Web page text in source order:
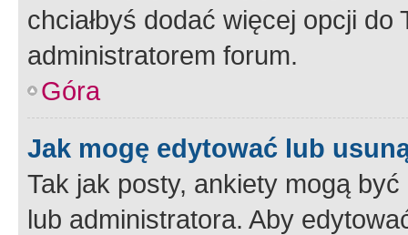
chciałbyś dodać więcej opcji
administratorem forum.
Góra
Jak mogę edytować lub
Tak jak posty, ankiety mogą
lub administratora. Aby